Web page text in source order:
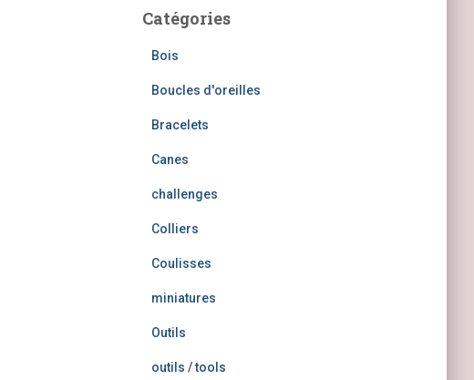
Catégories
Bois
Boucles d'oreilles
Bracelets
Canes
challenges
Colliers
Coulisses
miniatures
Outils
outils / tools